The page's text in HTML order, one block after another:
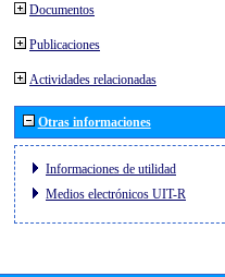
Documentos
Publicaciones
Actividades relacionadas
Otras informaciones
Informaciones de utilidad
Medios electrónicos UIT-R